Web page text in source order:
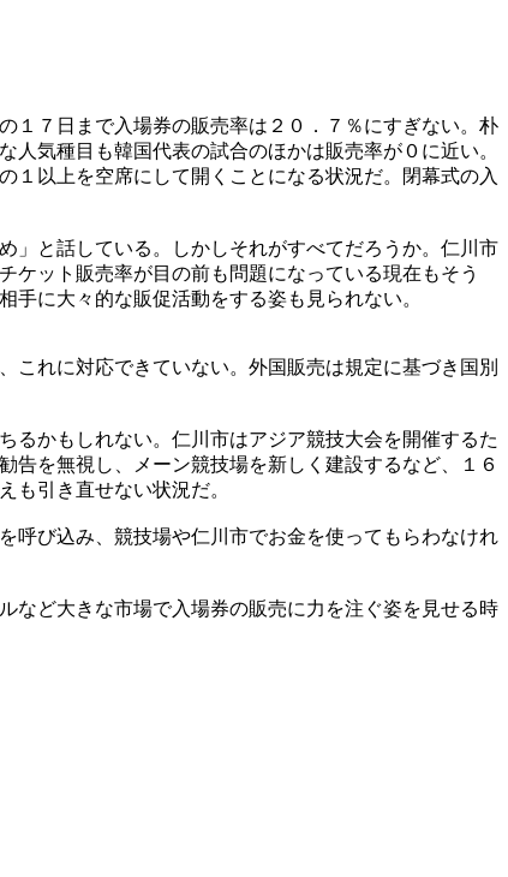
１７日まで入場券の販売率は２０．７％にすぎない。朴
気種目も韓国代表の試合のほかは販売率が０に近い。
１以上を空席にして開くことになる状況だ。閉幕式の入
」と話している。しかしそれがすべてだろうか。仁川市
ケット販売率が目の前も問題になっている現在もそう
に大々的な販促活動をする姿も見られない。
れに対応できていない。外国販売は規定に基づき国別
るかもしれない。仁川市はアジア競技大会を開催するた
を無視し、メーン競技場を新しく建設するなど、１６
も引き直せない状況だ。
呼び込み、競技場や仁川市でお金を使ってもらわなけれ
など大きな市場で入場券の販売に力を注ぐ姿を見せる時